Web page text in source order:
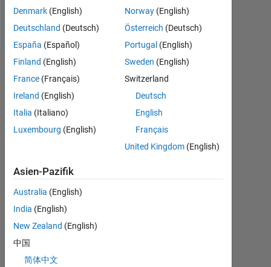
Follow
Dashboard
Statistik
MATLAB Answers
BEITRÄGE
07/20
03/21
11/21
07/22
03/23
07/24
03/25
11/25
07/26
04/21
01/22
10/22
07/23
04/24
01/25
10/25
Denmark (English)
Deutschland (Deutsch)
España (Español)
Finland (English)
France (Français)
Ireland (English)
Italia (Italiano)
Luxembourg (English)
Norway (English)
Österreich (Deutsch)
Portugal (English)
Sweden (English)
Switzerland
Deutsch
English
Français
United Kingdom (English)
Asien-Pazifik
Australia (English)
India (English)
New Zealand (English)
中国
简体中文